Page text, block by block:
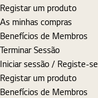
Registar um produto
As minhas compras
Benefícios de Membros
Terminar Sessão
Iniciar sessão / Registe-se
Registar um produto
Benefícios de Membros